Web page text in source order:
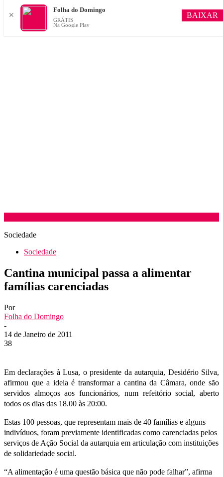
Sociedade
Sociedade
Cantina municipal passa a alimentar
famílias carenciadas
Por
Folha do Domingo
-
14 de Janeiro de 2011
38
Em declarações à Lusa, o presidente da autarquia, Desidério Silva,
afirmou que a ideia é transformar a cantina da Câmara, onde são
servidos almoços aos funcionários, num refeitório social, aberto
todos os dias das 18.00 às 20:00.
Estas 100 pessoas, que representam mais de 40 famílias e alguns
indivíduos, foram previamente identificadas como carenciadas pelos
serviços de Ação Social da autarquia em articulação com instituições
de solidariedade social.
“A alimentação é uma questão básica que não pode falhar”, afirma
✕
Folha do Domingo
GRÁTIS
Na Google Play
BAIXAR